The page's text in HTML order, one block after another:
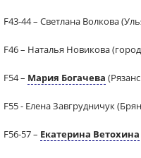
F43-44 – Светлана Волкова
F46 – Наталья Новикова
F54 – Мария Богачева
F55 - Елена Завгрудничук
F56-57 – Екатерина Ветохина